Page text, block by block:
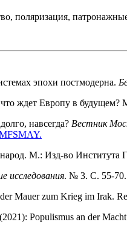
поляризация,
эпохи постмодерна.
ждет Европу в
навсегда? Вестник
.
М.: Изд-во Института
исследования. № 3. С. 55-70.
Mauer zum Krieg im Irak.
Populismus an der